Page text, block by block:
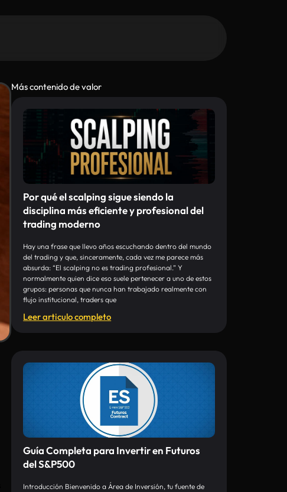
Más contenido de valor
Por qué el scalping sigue siendo la
disciplina más eficiente y profesional del
trading moderno
Hay una frase que llevo años escuchando dentro del mundo
del trading y que, sinceramente, cada vez me parece más
absurda: “El scalping no es trading profesional.” Y
normalmente quien dice eso suele pertenecer a uno de estos
grupos: personas que nunca han trabajado realmente con
flujo institucional, traders que
Leer articulo completo
Guía Completa para Invertir en Futuros
del S&P500
Introducción Bienvenido a Área de Inversión, tu fuente de